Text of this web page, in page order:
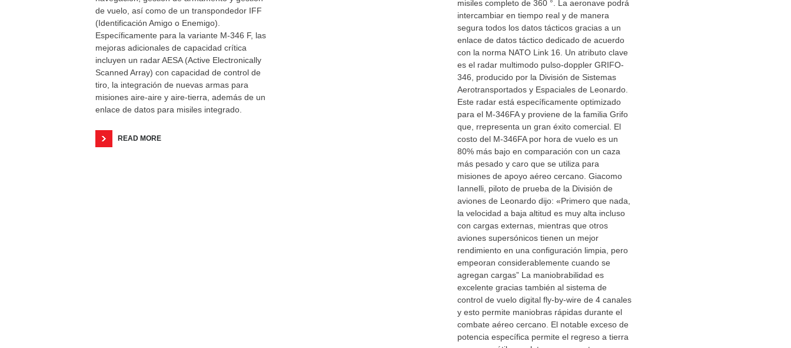
de vuelo, así como de un transpondedor IFF
(Identificación Amigo o Enemigo).
Específicamente para la variante M-346 F, las
mejoras adicionales de capacidad crítica
incluyen un radar AESA (Active Electronically
Scanned Array) con capacidad de control de
tiro, la integración de nuevas armas para
misiones aire-aire y aire-tierra, además de un
enlace de datos para misiles integrado.
READ MORE
misiles completo de 360 °. La aeronave podrá
intercambiar en tiempo real y de manera
segura todos los datos tácticos gracias a un
enlace de datos táctico dedicado de acuerdo
con la norma NATO Link 16. Un atributo clave
es el radar multimodo pulso-doppler GRIFO-
346, producido por la División de Sistemas
Aerotransportados y Espaciales de Leonardo.
Este radar está específicamente optimizado
para el M-346FA y proviene de la familia Grifo
que, rrepresenta un gran éxito comercial. El
costo del M-346FA por hora de vuelo es un
80% más bajo en comparación con un caza
más pesado y caro que se utiliza para
misiones de apoyo aéreo cercano. Giacomo
Iannelli, piloto de prueba de la División de
aviones de Leonardo dijo: «Primero que nada,
la velocidad a baja altitud es muy alta incluso
con cargas externas, mientras que otros
aviones supersónicos tienen un mejor
rendimiento en una configuración limpia, pero
empeoran considerablemente cuando se
agregan cargas” La maniobrabilidad es
excelente gracias también al sistema de
control de vuelo digital fly-by-wire de 4 canales
y esto permite maniobras rápidas durante el
combate aéreo cercano. El notable exceso de
potencia específica permite el regreso a tierra